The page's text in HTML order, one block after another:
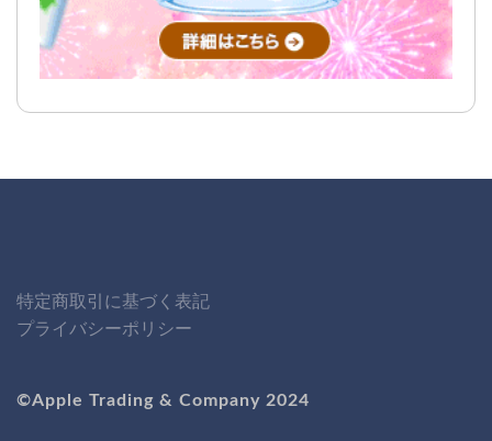
特定商取引に基づく表記
プライバシーポリシー
©Apple Trading & Company 2024